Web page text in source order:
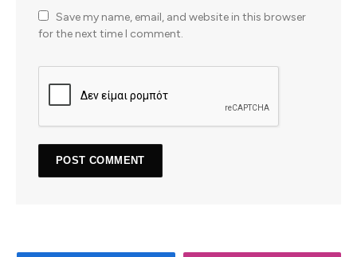
Save my name, email, and website in this browser
for the next time I comment.